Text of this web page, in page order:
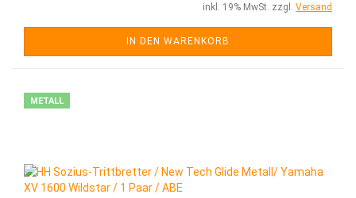
inkl. 19% MwSt. zzgl. Versand
IN DEN WARENKORB
METALL